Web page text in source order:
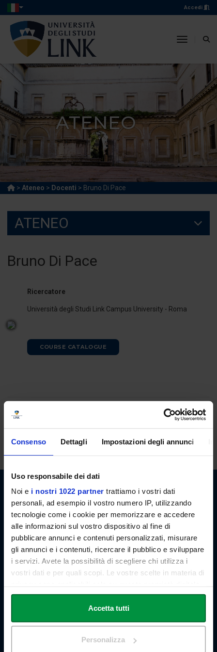
Consenso Dettagli Impostazioni degli annunci
Uso responsabile dei dati
Noi e i nostri 1022 partner trattiamo i vostri dati
personali, ad esempio il vostro numero IP, utilizzando
tecnologie come i cookie per memorizzare e accedere
alle informazioni sul vostro dispositivo al fine di
pubblicare annunci e contenuti personalizzati, misurare
gli annunci e i contenuti, ricercare il pubblico e sviluppare
i servizi. Avete la possibilità di scegliere chi utilizza i
vostri dati e per quali scopi. Le vostre scelte in materia di
in cui avete effettuato le vostre scelte. È possibile
modificare o revocare il proprio consenso in qualsiasi
momento dalla Dichiarazione sui cookie o facendo clic
Accetta tutti
Personalizza
Accedi
toggle
ATENEO
> Ateneo > Docenti > Bruno Di Pace
ATENEO
Bruno Di Pace
Ricercatore
Università degli Studi Link Campus University - Roma
COURSE CATALOGUE
ORARI DI RICEVIMENTO
Il docente è disponibile per il ricevimento studenti al termine delle
lezioni. E' possibile, in ogni caso, concordare appuntamenti previo
invio di email.
Link Campus University
00165 Roma - Italia
P. IVA: 11933781004
Email:info@unilink.it
Email Orientamento:orientamento@unilink.it